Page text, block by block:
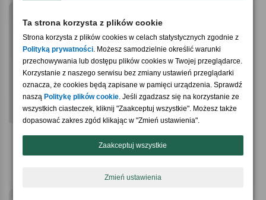
Torba bawełniana z nadrukiem FOTO
Torba bawełniana z nadrukiem
TABLICA ODLOTÓW prezent dla
podróżnika
Ta strona korzysta z plików cookie
Strona korzysta z plików cookies w celach statystycznych zgodnie z
Polityką prywatności. Możesz samodzielnie określić warunki
przechowywania lub dostępu plików cookies w Twojej przeglądarce.
Korzystanie z naszego serwisu bez zmiany ustawień przeglądarki
oznacza, że cookies będą zapisane w pamięci urządzenia. Sprawdź
naszą Politykę plików cookie. Jeśli zgadzasz się na korzystanie ze
wszystkich ciasteczek, kliknij "Zaakceptuj wszystkie". Możesz także
dopasować zakres zgód klikając w "Zmień ustawienia".
Zaakceptuj wszystkie
Zmień ustawienia